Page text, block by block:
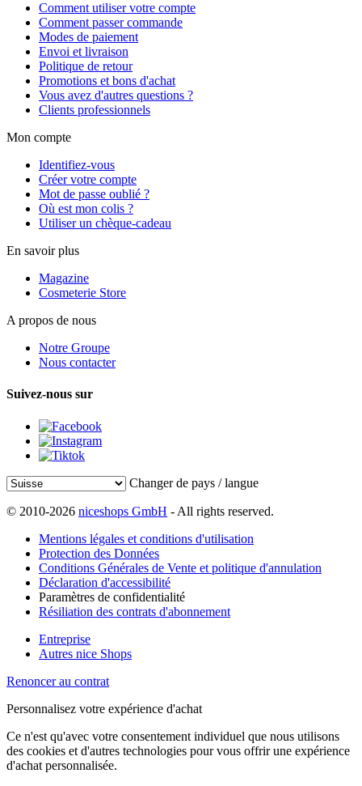
Comment utiliser votre compte
Comment passer commande
Modes de paiement
Envoi et livraison
Politique de retour
Promotions et bons d'achat
Vous avez d'autres questions ?
Clients professionnels
Mon compte
Identifiez-vous
Créer votre compte
Mot de passe oublié ?
Où est mon colis ?
Utiliser un chèque-cadeau
En savoir plus
Magazine
Cosmeterie Store
A propos de nous
Notre Groupe
Nous contacter
Suivez-nous sur
Changer de pays / langue
© 2010-2026 niceshops GmbH - All rights reserved.
Mentions légales et conditions d'utilisation
Protection des Données
Conditions Générales de Vente et politique d'annulation
Déclaration d'accessibilité
Paramètres de confidentialité
Résiliation des contrats d'abonnement
Entreprise
Autres nice Shops
Renoncer au contrat
Personnalisez votre expérience d'achat
Ce n'est qu'avec votre consentement individuel que nous utilisons
des cookies et d'autres technologies pour vous offrir une expérience
d'achat personnalisée.